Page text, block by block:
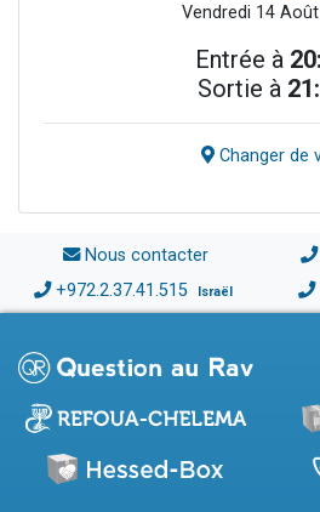
Vendredi 14
Entrée à
Sortie à
Changer de
Nous contacter
+972.2.37.41.515 Israël